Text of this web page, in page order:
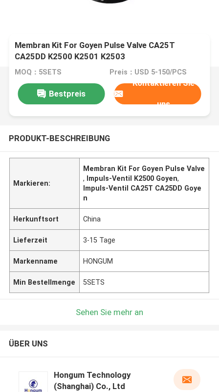
Membran Kit For Goyen Pulse Valve CA25T
CA25DD K2500 K2501 K2503
MOQ：5SETS Preis：USD 5-150/PCS
Bestpreis
Kontaktieren Sie
uns
PRODUKT-BESCHREIBUNG
Markieren:
Membran Kit For Goyen Pulse Valve
, Impuls-Ventil K2500 Goyen,
Impuls-Ventil CA25T CA25DD Goye
n
Herkunftsort China
Lieferzeit 3-15 Tage
Markenname HONGUM
Min Bestellmenge 5SETS
Sehen Sie mehr an
ÜBER UNS
Hongum Technology
(Shanghai) Co., Ltd